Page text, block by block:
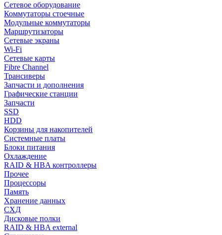
Сетевое оборудование
Коммутаторы стоечные
Модульные коммутаторы
Маршрутизаторы
Сетевые экраны
Wi-Fi
Сетевые карты
Fibre Channel
Трансиверы
Запчасти и дополнения
Графические станции
Запчасти
SSD
HDD
Корзины для накопителей
Системные платы
Блоки питания
Охлаждение
RAID & HBA контроллеры
Прочее
Процессоры
Память
Хранение данных
СХД
Дисковые полки
RAID & HBA external